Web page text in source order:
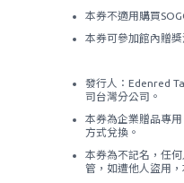
本券不適用購買
本券可參加館內贈
發行人：Edenred
司台灣分公司。
本券為企業贈品專
方式兌換。
本券為不記名，任
管，如遭他人盜用，